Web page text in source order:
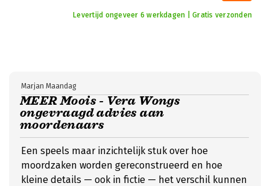
Levertijd ongeveer 6 werkdagen | Gratis verzonden
MEER Moois - Vera Wongs
ongevraagd advies aan
moordenaars
Marjan Maandag
Een speels maar inzichtelijk stuk over hoe
moordzaken worden gereconstrueerd en hoe
kleine details — ook in fictie — het verschil kunnen